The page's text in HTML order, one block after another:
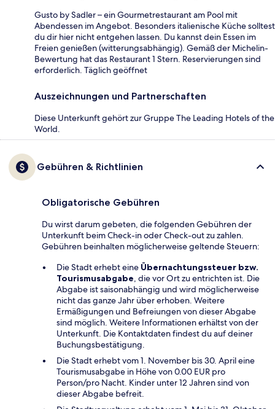
Gusto by Sadler – ein Gourmetrestaurant am Pool mit
Abendessen im Angebot. Besonders italienische Küche solltest
du dir hier nicht entgehen lassen. Du kannst dein Essen im
Freien genießen (witterungsabhängig). Gemäß der Michelin-
Bewertung hat das Restaurant 1 Stern. Reservierungen sind
erforderlich. Täglich geöffnet
Auszeichnungen und Partnerschaften
Diese Unterkunft gehört zur Gruppe The Leading Hotels of the
World.
Gebühren & Richtlinien
Obligatorische Gebühren
Du wirst darum gebeten, die folgenden Gebühren der
Unterkunft beim Check-in oder Check-out zu zahlen.
Gebühren beinhalten möglicherweise geltende Steuern:
Die Stadt erhebt eine Übernachtungssteuer bzw.
Tourismusabgabe, die vor Ort zu entrichten ist. Die
Abgabe ist saisonabhängig und wird möglicherweise
nicht das ganze Jahr über erhoben. Weitere
Ermäßigungen und Befreiungen von dieser Abgabe
sind möglich. Weitere Informationen erhältst von der
Unterkunft. Die Kontaktdaten findest du auf deiner
Buchungsbestätigung.
Die Stadt erhebt vom 1. November bis 30. April eine
Tourismusabgabe in Höhe von 0.00 EUR pro
Person/pro Nacht. Kinder unter 12 Jahren sind von
dieser Abgabe befreit.